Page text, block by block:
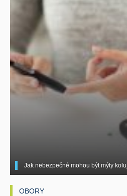
Jak nebezpečné mohou být mýty
OBORY